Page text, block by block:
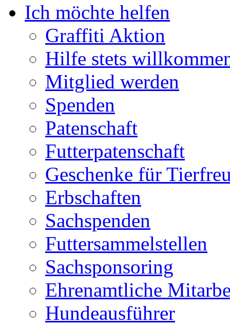
Ich möchte helfen
Graffiti Aktion
Hilfe stets
Mitglied werden
Spenden
Patenschaft
Futterpatenschaft
Geschenke für
Erbschaften
Sachspenden
Futtersammelstellen
Sachsponsoring
Ehrenamtliche
Hundeausführer